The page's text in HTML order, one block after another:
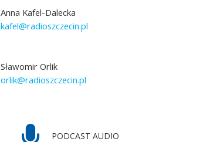
Anna Kafel-Dalecka
kafel@radioszczecin.pl
Sławomir Orlik
orlik@radioszczecin.pl
PODCAST AUDIO